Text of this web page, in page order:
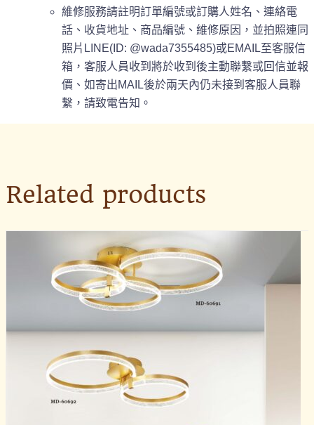
維修服務請註明訂單編號或訂購人姓名、連絡電
話、收貨地址、商品編號、維修原因，並拍照連同
照片LINE(ID: @wada7355485)或EMAIL至客服信
箱，客服人員收到將於收到後主動聯繫或回信並報
價、如寄出MAIL後於兩天內仍未接到客服人員聯
繫，請致電告知。
Related products